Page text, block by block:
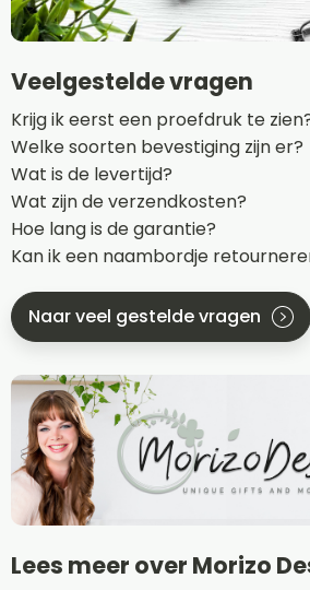
Veelgestelde vragen
Krijg ik eerst een proefdruk te
Welke soorten bevestiging zijn er?
Wat is de levertijd?
Wat zijn de verzendkosten?
Hoe lang is de garantie?
Kan ik een naambordje
Naar veel gestelde vragen
Lees meer over Morizo